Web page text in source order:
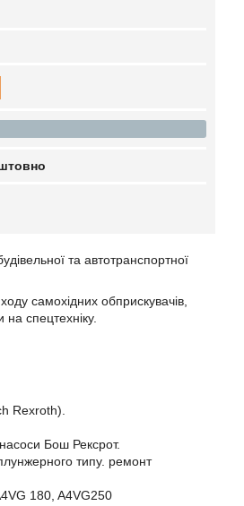
та автотранспортної
самохідних обприскувачів,
на спецтехніку.
Rexroth).
Бош Рексрот.
типу. ремонт
180, A4VG250